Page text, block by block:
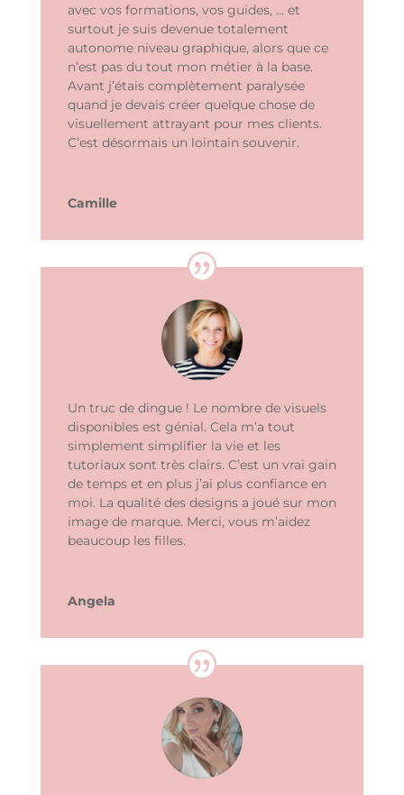
avec vos formations, vos guides, … et
surtout je suis devenue totalement
autonome niveau graphique, alors que ce
n’est pas du tout mon métier à la base.
Avant j’étais complètement paralysée
quand je devais créer quelque chose de
visuellement attrayant pour mes clients.
C’est désormais un lointain souvenir.
Camille
Un truc de dingue ! Le nombre de visuels
disponibles est génial. Cela m’a tout
simplement simplifier la vie et les
tutoriaux sont très clairs. C’est un vrai gain
de temps et en plus j’ai plus confiance en
moi. La qualité des designs a joué sur mon
image de marque. Merci, vous m’aidez
beaucoup les filles.
Angela